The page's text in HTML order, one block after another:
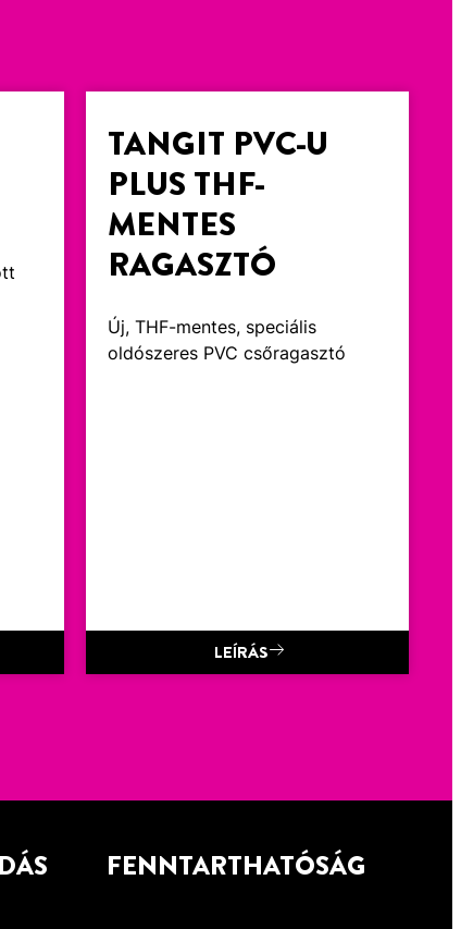
TANGIT PVC-U
PLUS THF-
MENTES
RAGASZTÓ
Új, THF-mentes, speciális
oldószeres PVC csőragasztó
LEÍRÁS
FENNTARTHATÓSÁG